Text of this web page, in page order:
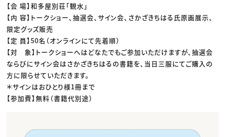
【会 場】和多屋別荘「観水」
【内 容】トークショー、抽選会、サイン会、さかざきちはる氏原画展示、
限定グッズ販売
【定 員】50名（オンラインにて先着順）
【対 象】トークショーへはどなたでもご参加いただけますが、抽選会
ならびにサイン会はさかざきちはるの書籍を、当日三服にてご購入の
方に限らせていただきます。
＊サインはおひとり様1冊まで
【参加費】無料（書籍代別途）